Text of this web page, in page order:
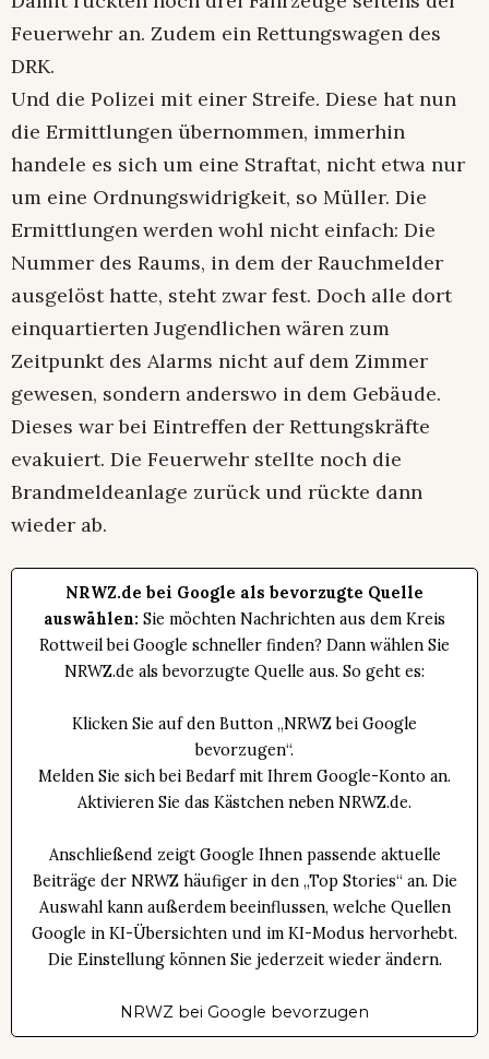
Feuerwehr an. Zudem ein Rettungswagen des
DRK.
Und die Polizei mit einer Streife. Diese hat nun
die Ermittlungen übernommen, immerhin
handele es sich um eine Straftat, nicht etwa nur
um eine Ordnungswidrigkeit, so Müller. Die
Ermittlungen werden wohl nicht einfach: Die
Nummer des Raums, in dem der Rauchmelder
ausgelöst hatte, steht zwar fest. Doch alle dort
einquartierten Jugendlichen wären zum
Zeitpunkt des Alarms nicht auf dem Zimmer
gewesen, sondern anderswo in dem Gebäude.
Dieses war bei Eintreffen der Rettungskräfte
evakuiert. Die Feuerwehr stellte noch die
Brandmeldeanlage zurück und rückte dann
wieder ab.
NRWZ.de bei Google als bevorzugte Quelle
auswählen: Sie möchten Nachrichten aus dem Kreis
Rottweil bei Google schneller finden? Dann wählen Sie
NRWZ.de als bevorzugte Quelle aus. So geht es:
Klicken Sie auf den Button „NRWZ bei Google
bevorzugen“.
Melden Sie sich bei Bedarf mit Ihrem Google-Konto an.
Aktivieren Sie das Kästchen neben NRWZ.de.
Anschließend zeigt Google Ihnen passende aktuelle
Beiträge der NRWZ häufiger in den „Top Stories“ an. Die
Auswahl kann außerdem beeinflussen, welche Quellen
Google in KI-Übersichten und im KI-Modus hervorhebt.
Die Einstellung können Sie jederzeit wieder ändern.
NRWZ bei Google bevorzugen